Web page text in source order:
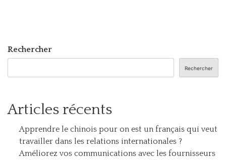
Rechercher
Rechercher
Articles récents
Apprendre le chinois pour on est un français qui veut
travailler dans les relations internationales ?
Améliorez vos communications avec les fournisseurs